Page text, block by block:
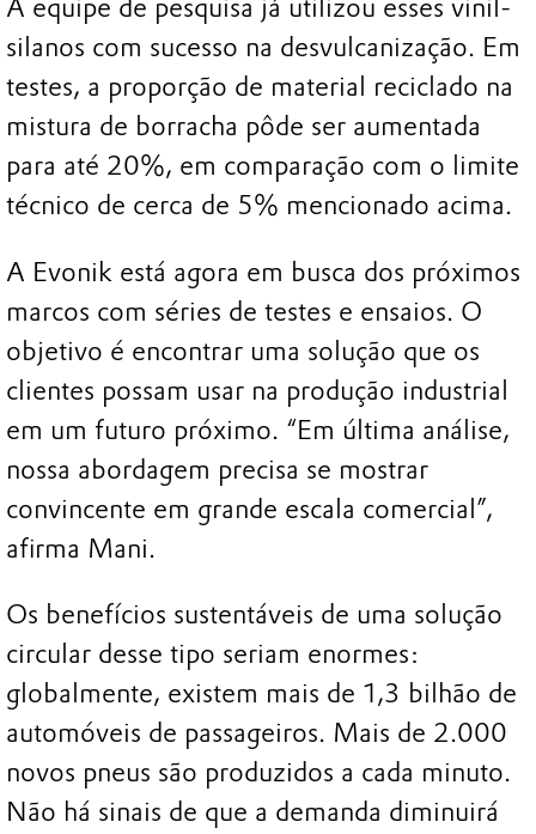
A equipe de pesquisa já utilizou esses vinil-
silanos com sucesso na desvulcanização. Em
testes, a proporção de material reciclado na
mistura de borracha pôde ser aumentada
para até 20%, em comparação com o limite
técnico de cerca de 5% mencionado acima.
A Evonik está agora em busca dos próximos
marcos com séries de testes e ensaios. O
objetivo é encontrar uma solução que os
clientes possam usar na produção industrial
em um futuro próximo. “Em última análise,
nossa abordagem precisa se mostrar
convincente em grande escala comercial”,
afirma Mani.
Os benefícios sustentáveis de uma solução
circular desse tipo seriam enormes:
globalmente, existem mais de 1,3 bilhão de
automóveis de passageiros. Mais de 2.000
novos pneus são produzidos a cada minuto.
Não há sinais de que a demanda diminuirá